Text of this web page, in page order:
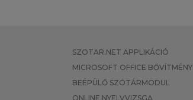
SZOTAR.NET APPLIKÁCIÓ
MICROSOFT OFFICE BŐVÍTMÉNY
BEÉPÜLŐ SZÓTÁRMODUL
ONLINE NYELVVIZSGA